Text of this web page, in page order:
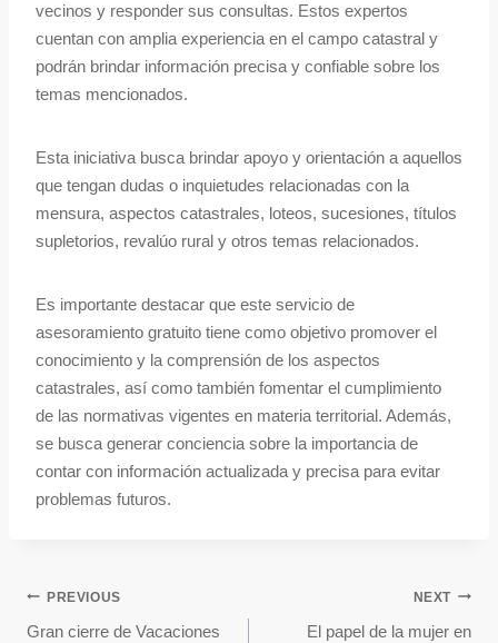
vecinos y responder sus consultas. Estos expertos
cuentan con amplia experiencia en el campo catastral y
podrán brindar información precisa y confiable sobre los
temas mencionados.
Esta iniciativa busca brindar apoyo y orientación a aquellos
que tengan dudas o inquietudes relacionadas con la
mensura, aspectos catastrales, loteos, sucesiones, títulos
supletorios, revalúo rural y otros temas relacionados.
Es importante destacar que este servicio de
asesoramiento gratuito tiene como objetivo promover el
conocimiento y la comprensión de los aspectos
catastrales, así como también fomentar el cumplimiento
de las normativas vigentes en materia territorial. Además,
se busca generar conciencia sobre la importancia de
contar con información actualizada y precisa para evitar
problemas futuros.
PREVIOUS
Gran cierre de Vacaciones
NEXT
El papel de la mujer en